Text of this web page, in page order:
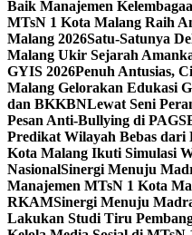
Baik Manajemen
MTsN 1 Kota Malang Raih
Malang 2026Satu-Satunya
Malang Ukir Sejarah
GYIS 2026Penuh Antusias,
Malang Gelorakan Edukasi
dan BKKBNLewat Seni
Pesan Anti-Bullying di
Predikat Wilayah Bebas
Kota Malang Ikuti Simulasi
NasionalSinergi Menuju
Manajemen MTsN 1 Kota
RKAMSinergi Menuju
Lakukan Studi Tiru